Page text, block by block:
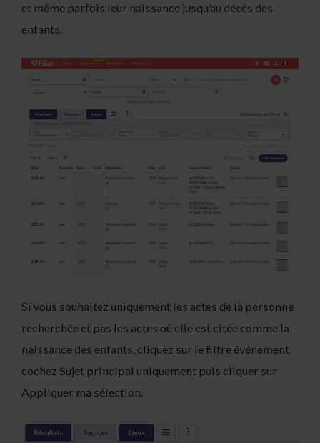
et même parfois leur naissance jusqu’au décès des
enfants.
Si vous souhaitez uniquement les actes de la personne
recherchée et pas les actes où elle est citée comme la
naissance des enfants, cliquez sur le filtre événement,
cochez Sujet principal uniquement puis cliquer sur
Appliquer ma sélection.